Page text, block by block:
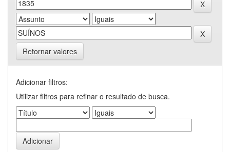
Retornar valores
Adicionar filtros:
Utilizar filtros para refinar o resultado de busca.